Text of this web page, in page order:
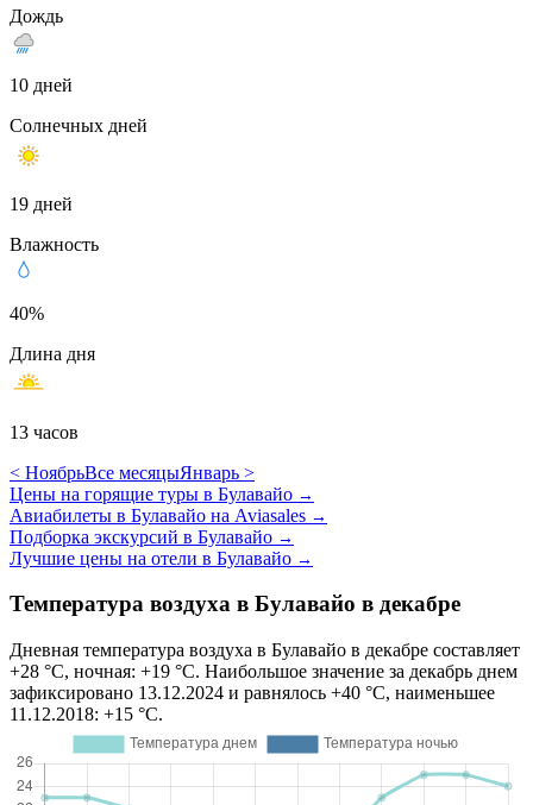
Дождь
10 дней
Солнечных дней
19 дней
Влажность
40%
Длина дня
13 часов
< НоябрьВсе месяцыЯнварь >
Цены на горящие туры в Булавайо →
Авиабилеты в Булавайо на Aviasales →
Подборка экскурсий в Булавайо →
Лучшие цены на отели в Булавайо →
Температура воздуха в Булавайо в декабре
Дневная температура воздуха в Булавайо в декабре составляет
+28 °C, ночная: +19 °C. Наибольшое значение за декабрь днем
зафиксировано 13.12.2024 и равнялось +40 °C, наименьшее
11.12.2018: +15 °C.